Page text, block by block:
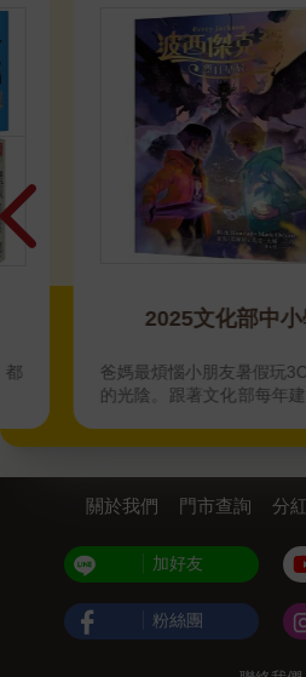
2025文化部中小
爸媽最煩惱小朋友暑假玩3C
的光陰。跟著文化部每年建
關於我們 門市查詢 分
加好友
粉絲團